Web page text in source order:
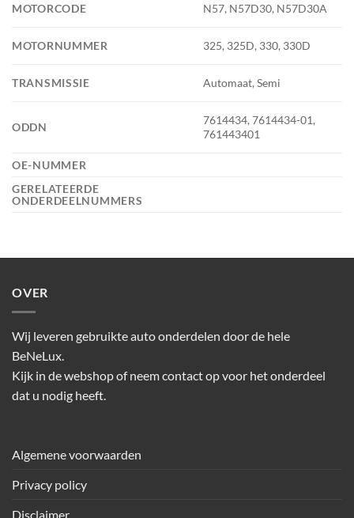
MOTORCODE N57, N57D30, N57D30A
MOTORNUMMER 325, 325D, 330, 330D
TRANSMISSIE Automaat, Semi
ODDN
7614434, 7614434-01,
761443401
OE-NUMMER
GERELATEERDE
ONDERDEELNUMMERS
OVER
Wij leveren gebruikte auto onderdelen door de hele
BeNeLux.
Kijk in de webshop of neem contact op voor het onderdeel
dat u nodig heeft.
Algemene voorwaarden
Privacy policy
Disclaimer